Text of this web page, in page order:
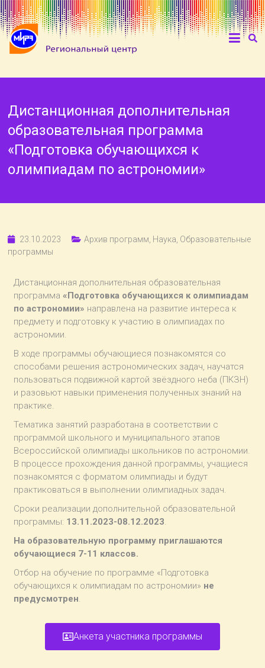
Дистанционная дополнительная
образовательная программа
«Подготовка обучающихся к
олимпиадам по астрономии»
23.10.2023 Архив программ Наука Образовательные
программы
Дистанционная дополнительная образовательная
программа«Подготовка обучающихся к олимпиадам
по астрономии» направлена на развитие интереса к
предмету и подготовку к участию в олимпиадах по
астрономии.
В ходе программы обучающиеся познакомятся со
способами решения астрономических задач, научатся
пользоваться подвижной картой звёздного неба (ПКЗН)
и разовьют навыки применения полученных знаний на
практике.
Тематика занятий разработана в соответствии с
программой школьного и муниципального этапов
Всероссийской олимпиады школьников по астрономии.
В процессе прохождения данной программы, учащиеся
познакомятся с форматом олимпиады и будут
практиковаться в выполнении олимпиадных задач.
Сроки реализации дополнительной образовательной
программы: 13.11.2023-08.12.2023.
На образовательную программу приглашаются
обучающиеся 7-11 классов.
Отбор на обучение по программе «Подготовка
обучающихся к олимпиадам по астрономии» не
предусмотрен.
Анкета участника программы